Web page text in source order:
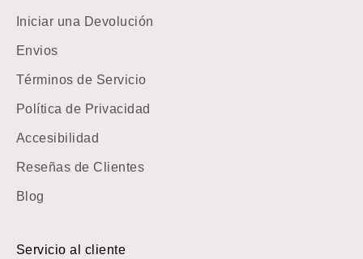
Iniciar una Devolución
Envios
Términos de Servicio
Política de Privacidad
Accesibilidad
Reseñas de Clientes
Blog
Servicio al cliente